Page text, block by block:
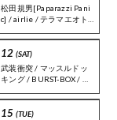
松田規男[Paparazzi Pani
c] / airlie / テラマエオト
モ[swim in syuwar] / 加藤
英幸[pavlov] / 悠哉[ジャ
ンナト]
12 (SAT)
武装衝突 / マッスルドッ
キング / BURST-BOX / 伏
ones / 段ボーラー / Son of
A gun ｜ Food : ダイスキ
15 (TUE)